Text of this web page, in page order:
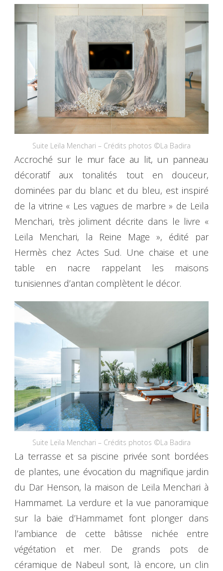
Suite Leïla Menchari – Crédits photos ©La Badira
Accroché sur le mur face au lit, un panneau
décoratif aux tonalités tout en douceur,
dominées par du blanc et du bleu, est inspiré
de la vitrine « Les vagues de marbre » de Leïla
Menchari, très joliment décrite dans le livre «
Leïla Menchari, la Reine Mage », édité par
Hermès chez Actes Sud. Une chaise et une
table en nacre rappelant les maisons
tunisiennes d’antan complètent le décor.
Suite Leïla Menchari – Crédits photos ©La Badira
La terrasse et sa piscine privée sont bordées
de plantes, une évocation du magnifique jardin
du Dar Henson, la maison de Leïla Menchari à
Hammamet. La verdure et la vue panoramique
sur la baie d’Hammamet font plonger dans
l’ambiance de cette bâtisse nichée entre
végétation et mer. De grands pots de
céramique de Nabeul sont, là encore, un clin